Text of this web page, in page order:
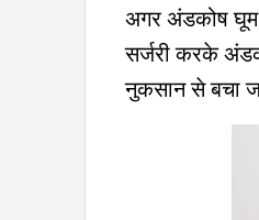
अगर अंडकोष
सर्जरी करके
नुकसान से बचा